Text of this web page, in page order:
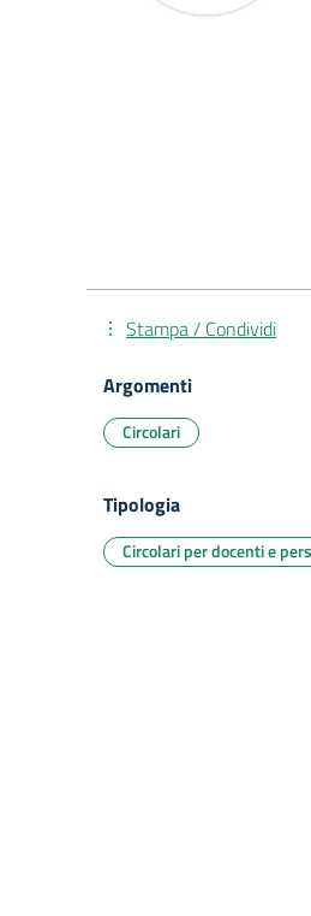
Stampa / Condividi
Argomenti
Circolari
Tipologia
Circolari per docenti e